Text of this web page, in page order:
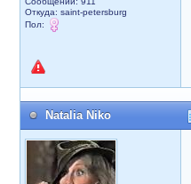
Откуда: saint-petersburg
Пол:
Natalia Niko